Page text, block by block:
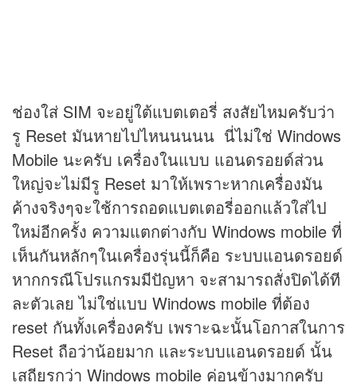
ช่องใส่ SIM จะอยู่ใต้แบตเตอรี่ สงสัยไหมครับว่า
รู Reset มันหายไปไหนนนนน นี่ไม่ใช่ Windows
Mobile นะครับ เครื่องในแบบ แอนดรอยด์ส่วน
ใหญ่จะไม่มีรู Reset มาให้เพราะหากเครื่องมัน
ค้างจริงๆจะใช้การถอดแบตเตอรี่ออกแล้วใส่ไป
ใหม่อีกครั้ง ความแตกต่างกับ Windows mobile ที่
เห็นกันหลักๆในเครื่องรุ่นนี้ก็คือ ระบบแอนดรอยด์
หากกรณีโปรแกรมมีปัญหา จะสามารถสั่งปิดได้ที
ละตัวเลย ไม่ใช่แบบ Windows mobile ที่ต้อง
reset กันทั้งเครื่องครับ เพราะฉะนั้นโอกาสในการ
Reset ถือว่าน้อยมาก และระบบแอนดรอยด์ นั้น
เสถียรกว่า Windows mobile ค่อนข้างมากครับ